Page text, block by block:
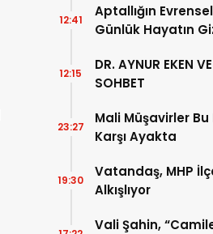
Aptallığın
Günlük Hayatın
12:41
DR. AYNUR EKEN
SOHBET
12:15
Mali Müşavirler
Karşı Ayakta
23:27
Vatandaş, MHP
Alkışlıyor
19:30
Vali Şahin,